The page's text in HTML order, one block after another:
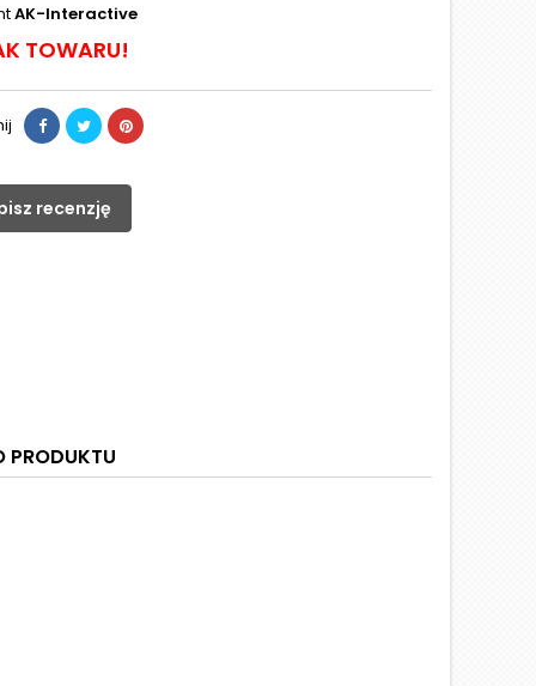
AK-Interactive
TOWARU!
recenzję
PRODUKTU